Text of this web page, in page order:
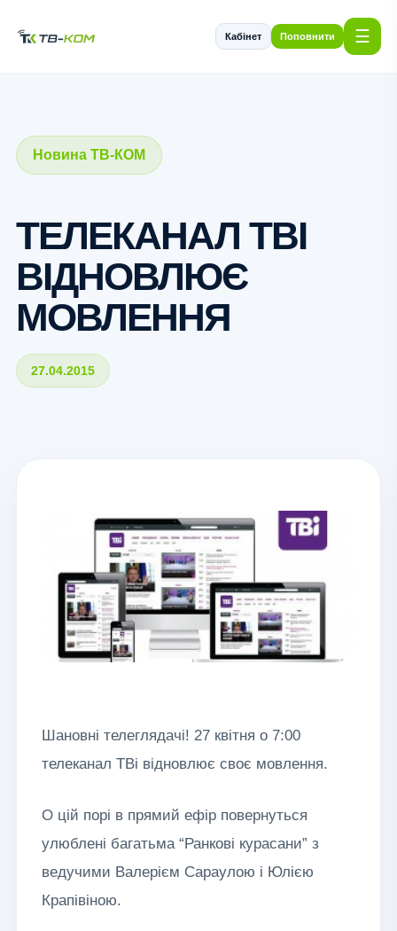
Кабінет Поповнити ☰
Новина ТВ-КОМ
ТЕЛЕКАНАЛ ТВІ
ВІДНОВЛЮЄ
МОВЛЕННЯ
27.04.2015
Шановні телеглядачі! 27 квітня о 7:00
телеканал ТВі відновлює своє мовлення.
О цій порі в прямий ефір повернуться
улюблені багатьма “Ранкові курасани” з
ведучими Валерієм Сараулою і Юлією
Крапівіною.